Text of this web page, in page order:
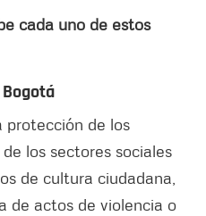
cada uno de estos
protección de los
los sectores sociales
de cultura ciudadana,
de actos de violencia o